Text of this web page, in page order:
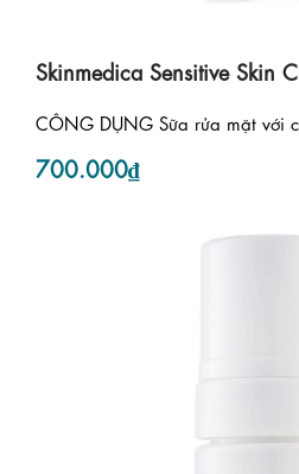
Skinmedica Sensitive Skin
CÔNG DỤNG Sữa rửa mặt với
700.000₫